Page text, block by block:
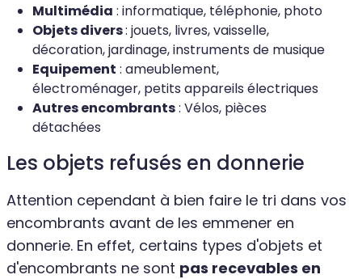
Multimédia : informatique, téléphonie, photo
Objets divers: jouets, livres, vaisselle,
décoration, jardinage, instruments de musique
Equipement : ameublement,
électroménager, petits appareils électriques
Autres encombrants: Vélos, pièces
détachées
Les objets refusés en donnerie
Attention cependant à bien faire le tri dans vos
encombrants avant de les emmener en
donnerie. En effet, certains types d'objets et
d'encombrants ne sont pas recevables en